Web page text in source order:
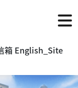
箱 English_Site